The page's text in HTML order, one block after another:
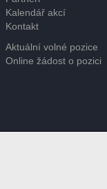
Kalendář akcí
Kontakt
Aktuální volné pozice
Online žádost o pozici